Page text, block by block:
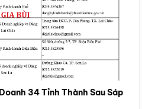
34 Tỉnh Thành Sau Sáp